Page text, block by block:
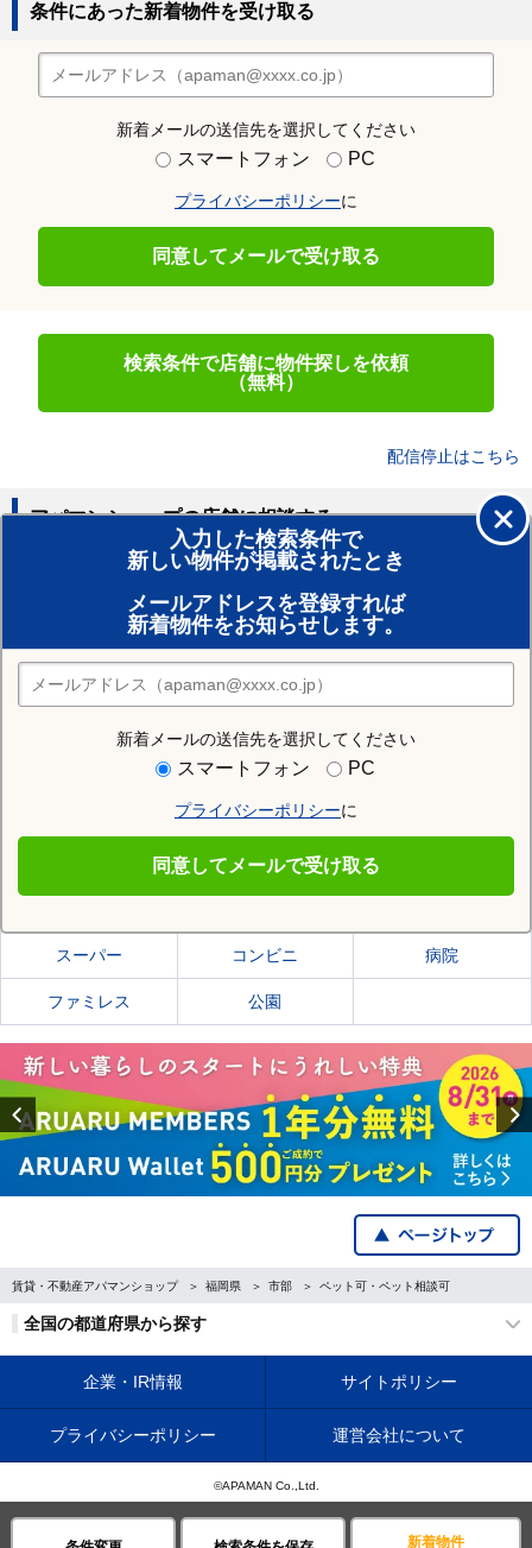
新着物件
条件にあった新着物件を受け取る
新着メールの送信先を選択してください
スマートフォン PC
プライバシーポリシーに
同意してメールで受け取る
検索条件で店舗に物件探しを依頼
（無料）
配信停止はこちら
入力した検索条件で
新しい物件が掲載されたとき
メールアドレスを登録すれば
新着物件をお知らせします。
新着メールの送信先を選択してください
スマートフォン PC
プライバシーポリシーに
同意してメールで受け取る
アパマンショップの店舗に相談する
賃貸のプロがお部屋探し！
おまかせ物件リクエスト
住みたい街の店舗を探す
店舗検索
住む街研究所で糟屋郡宇美町の情報を見る
糟屋郡宇美町の施設一覧
スーパー コンビニ 病院
ファミレス 公園
Previous
賃貸・不動産アパマンショップ 福岡県 市部 ペット可・ペット相談可
全国の都道府県から探す
企業・IR情報 サイトポリシー
プライバシーポリシー 運営会社について
©APAMAN Co.,Ltd.